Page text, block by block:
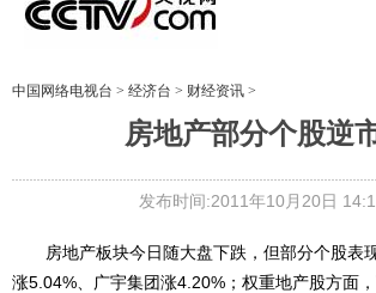
中国网络电视台 > 经济台 > 财经资讯 >
房地产部分个股逆
发布时间:2011年10月20日
房地产板块今日随大盘下跌，但部分个股表
涨5.04%、广宇集团涨4.20%；权重地产股方面